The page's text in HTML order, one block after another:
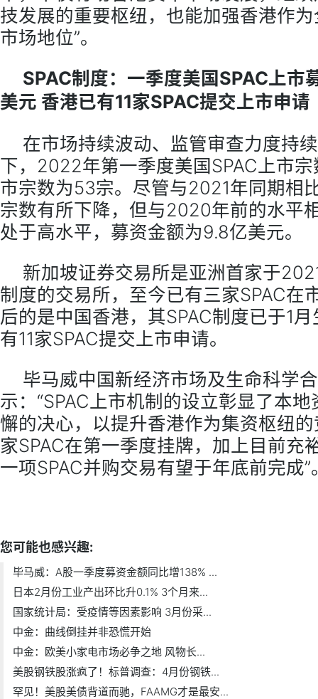
技发展的重要枢纽，也能加强香港作
市场地位”。
SPAC制度：一季度美国SPAC上市
美元 香港已有11家SPAC提交上市申请
在市场持续波动、监管审查力度持
下，2022年第一季度美国SPAC上市
市宗数为53宗。尽管与2021年同期相
宗数有所下降，但与2020年前的水平
处于高水平，募资金额为9.8亿美元。
新加坡证券交易所是亚洲首家于
制度的交易所，至今已有三家SPAC在
后的是中国香港，其SPAC制度已于1
有11家SPAC提交上市申请。
毕马威中国新经济市场及生命科学
示：“SPAC上市机制的设立彰显了本
懈的决心，以提升香港作为集资枢纽
家SPAC在第一季度挂牌，加上目前充
一项SPAC并购交易有望于年底前完成”
您可能也感兴趣:
毕马威：A股一季度募资金额同比增138% ...
日本2月份工业产出环比升0.1% 3个月来...
国家统计局：受疫情等因素影响 3月份采...
中金：曲线倒挂并非恐慌开始
中金：欧美小家电市场必争之地 风物长...
美股钢铁股涨疯了！标普调查：4月份钢铁...
罕见！美股美债背道而驰，FAAMG才是最安...